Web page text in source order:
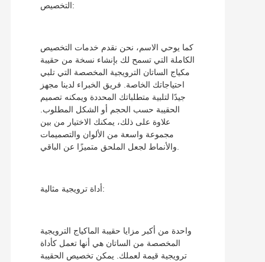
التخصيص:
كما يوحي الاسم، نحن نقدم خدمات التخصيص
الكاملة التي تسمح لك بإنشاء نسخة من حقيبة
مكياج الساتان الترويجية المخصصة التي تلبي
احتياجاتك الخاصة. فريق الخبراء لدينا مجهز
جيدًا لتلبية متطلباتك المحددة ويمكنه تصميم
الحقيبة حسب الحجم أو الشكل المطلوب.
علاوة على ذلك، يمكنك الاختيار من بين
مجموعة واسعة من الألوان والتصميمات
والأنماط لجعل الملحق متميزًا عن الباقي.
أداة ترويجية مثالية:
واحدة من أكبر مزايا حقيبة الماكياج الترويجية
المخصصة من الساتان هي أنها تعمل كأداة
ترويجية قيمة لعملك. يمكن تخصيص الحقيبة